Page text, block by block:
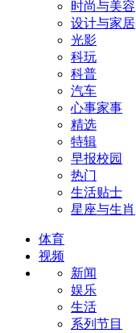
时尚与美容
设计与家居
光影
科玩
科普
汽车
心事家事
精选
特辑
早报校园
热门
生活贴士
星座与生肖
体育
视频
新闻
娱乐
生活
系列节目